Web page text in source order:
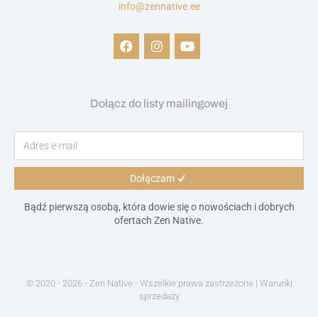
info@zennative.ee
Dołącz do listy mailingowej
Dołączam
Bądź pierwszą osobą, która dowie się o nowościach i dobrych
ofertach Zen Native.
© 2020 - 2026 - Zen Native - Wszelkie prawa zastrzeżone | Warunki
sprzedaży